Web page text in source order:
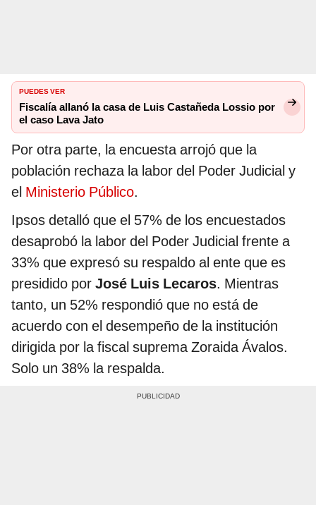
PUEDES VER
Fiscalía allanó la casa de Luis Castañeda Lossio por
el caso Lava Jato
Por otra parte, la encuesta arrojó que la
población rechaza la labor del Poder Judicial y
el Ministerio Público.
Ipsos detalló que el 57% de los encuestados
desaprobó la labor del Poder Judicial frente a
33% que expresó su respaldo al ente que es
presidido por José Luis Lecaros. Mientras
tanto, un 52% respondió que no está de
acuerdo con el desempeño de la institución
dirigida por la fiscal suprema Zoraida Ávalos.
Solo un 38% la respalda.